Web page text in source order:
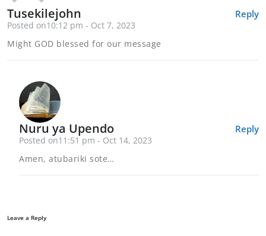
Reply
Tusekilejohn
Posted on10:12 pm - Oct 7, 2023
Might GOD blessed for our message
Reply
Nuru ya Upendo
Posted on11:51 pm - Oct 14, 2023
Amen, atubariki sote…
Leave a Reply